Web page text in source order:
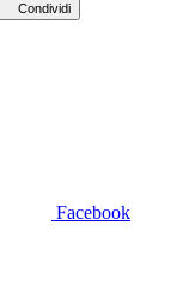
Condividi
Facebook